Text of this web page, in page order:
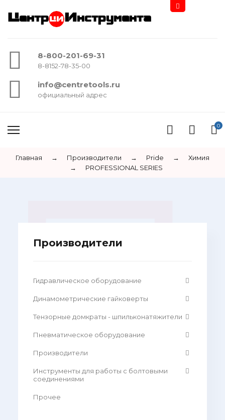
Центр Инструмента
8-800-201-69-31
8-8152-78-35-00
info@centretools.ru
официальный адрес
0
Главная → Производители → Pride →
Химия
→
PROFESSIONAL SERIES
Производители
Гидравлическое оборудование
Динамометрические гайковерты
Тензорные домкраты - шпильконатяжители
Пневматическое оборудование
Производители
Инструменты для работы с болтовыми
соединениями
Прочее